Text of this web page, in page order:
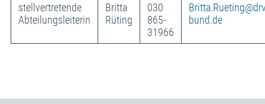
stellvertretende
Abteilungsleiterin
Britta
Rüting
030
865-
31966
bund.de